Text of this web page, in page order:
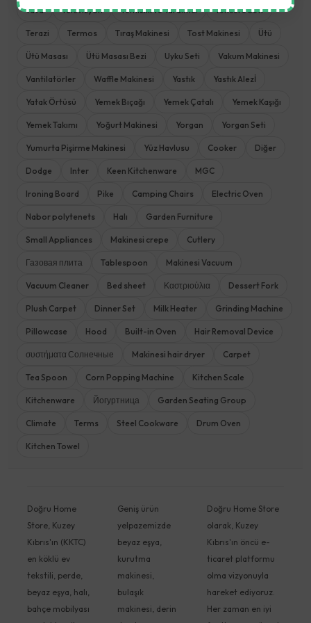
Tava Televizyon Temizlik ve Yardımcı Tencere Seti
Terazi Termos Tıraş Makinesi Tost Makinesi Ütü
Ütü Masası Ütü Masası Bezi Uyku Seti Vakum Makinesi
Vantilatörler Waffle Makinesi Yastık Yastık Alezİ
Yatak Örtüsü Yemek Bıçağı Yemek Çatalı Yemek Kaşığı
Yemek Takımı Yoğurt Makinesi Yorgan Yorgan Seti
Yumurta Pişirme Makinesi Yüz Havlusu Cooker Diğer
Dodge Inter Keen Kitchenware MGC
Ironing Board Pike Camping Chairs Electric Oven
Nabor polytenets Halı Garden Furniture
Small Appliances Makinesi crepe Cutlery
Газовая плита Tablespoon Makinesi Vacuum
Vacuum Cleaner Bed sheet Καστριούλια Dessert Fork
Plush Carpet Dinner Set Milk Heater Grinding Machine
Pillowcase Hood Built-in Oven Hair Removal Device
συστήματα Солнечные Makinesi hair dryer Carpet
Tea Spoon Corn Popping Machine Kitchen Scale
Kitchenware Йогуртница Garden Seating Group
Climate Terms Steel Cookware Drum Oven
Kitchen Towel
Doğru Home
Store, Kuzey
Kıbrıs'ın (KKTC)
en köklü ev
tekstili, perde,
beyaz eşya, halı,
bahçe mobilyası
Geniş ürün
yelpazemizde
beyaz eşya,
kurutma
makinesi,
bulaşık
makinesi, derin
Doğru Home Store
olarak, Kuzey
Kıbrıs'ın öncü e-
ticaret platformu
olma vizyonuyla
hareket ediyoruz.
Her zaman en iyi